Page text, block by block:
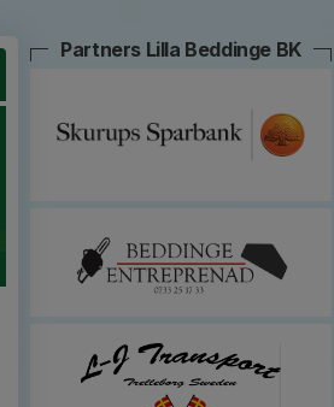
Partners Lilla Beddinge BK